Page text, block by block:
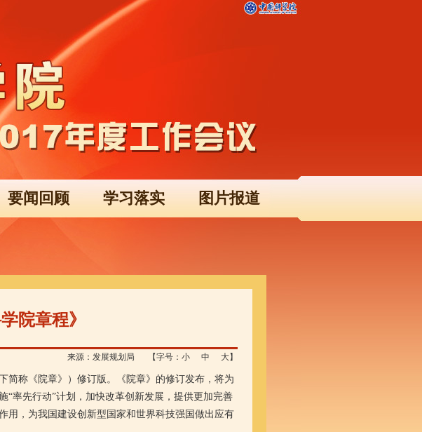
要闻回顾 学习落实 图片报道
院章程》
来源：发展规划局 【字号： 小 中 大】
称《院章》）修订版。《院章》的修订发布，将为
率先行动”计划，加快改革创新发展，提供更加完善
用，为我国建设创新型国家和世界科技强国做出应有